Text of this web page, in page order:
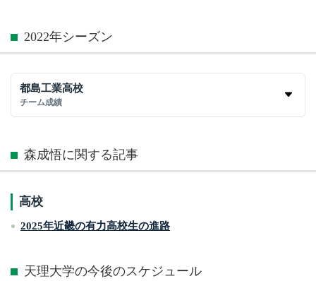
2022年シーズン
都島工業高校
チーム成績
森成悟に関する記事
高校
2025年近畿の有力高校生の進路
天理大学の今後のスケジュール